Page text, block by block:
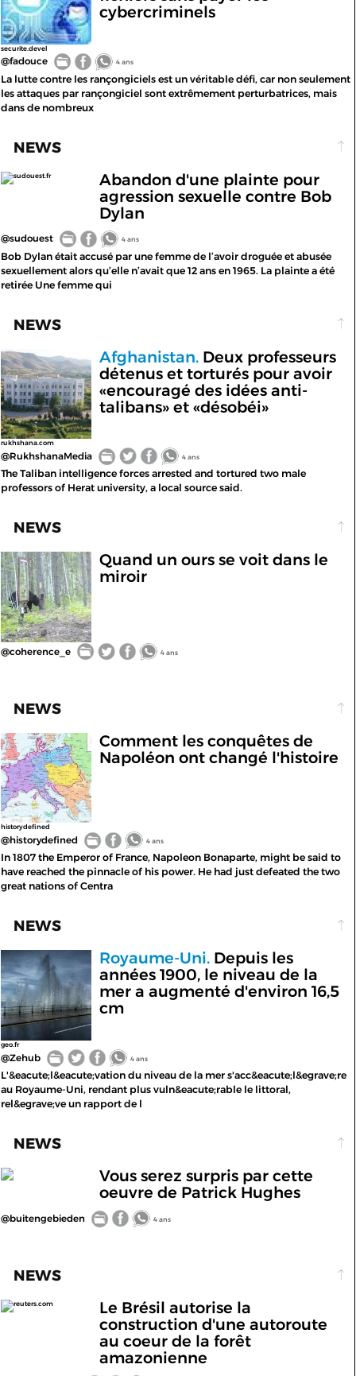
securite.devel
cybercriminels
@fadouce 4 ans
La lutte contre les rançongiciels est un véritable défi, car non seulement
les attaques par rançongiciel sont extrêmement perturbatrices, mais
dans de nombreux
NEWS
sudouest.fr
Abandon d'une plainte pour
agression sexuelle contre Bob
Dylan
@sudouest 4 ans
Bob Dylan était accusé par une femme de l’avoir droguée et abusée
sexuellement alors qu’elle n’avait que 12 ans en 1965. La plainte a été
retirée Une femme qui
NEWS
rukhshana.com
Afghanistan.Deux professeurs
détenus et torturés pour avoir
«encouragé des idées anti-
talibans» et «désobéi»
@RukhshanaMedia 4 ans
The Taliban intelligence forces arrested and tortured two male
professors of Herat university, a local source said.
NEWS
Quand un ours se voit dans le
miroir
@coherence_e 4 ans
NEWS
historydefined
Comment les conquêtes de
Napoléon ont changé l'histoire
@historydefined 4 ans
In 1807 the Emperor of France, Napoleon Bonaparte, might be said to
have reached the pinnacle of his power. He had just defeated the two
great nations of Centra
NEWS
geo.fr
Royaume-Uni.Depuis les
années 1900, le niveau de la
mer a augmenté d'environ 16,5
cm
@Zehub 4 ans
L'&eacute;l&eacute;vation du niveau de la mer s'acc&eacute;l&egrave;re
au Royaume-Uni, rendant plus vuln&eacute;rable le littoral,
rel&egrave;ve un rapport de l
NEWS
Vous serez surpris par cette
oeuvre de Patrick Hughes
@buitengebieden 4 ans
NEWS
reuters.com
Le Brésil autorise la
construction d'une autoroute
au coeur de la forêt
amazonienne